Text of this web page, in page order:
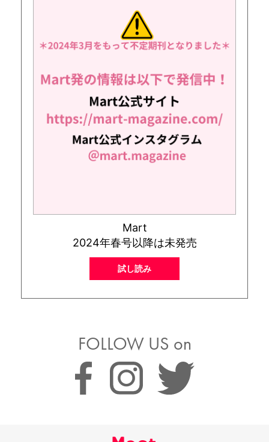
Mart
2024年春号以降は未発売
試し読み
FOLLOW US on